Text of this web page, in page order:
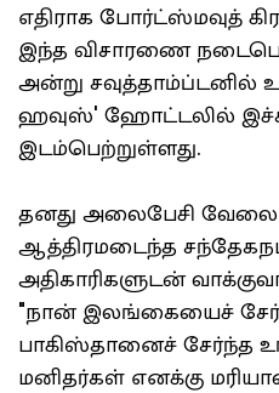
எதிராக போர்ட்ஸ்மவுத்
இந்த விசாரணை
அன்று
ஹவுஸ்' ஹோட்டலில்
இடம்பெற்றுள்ளது.
தனது அலைபேசி
ஆத்திரமடைந்த
அதிகாரிகளுடன்
"நான் இலங்கையைச்
பாகிஸ்தானைச் சேர்ந்த
மனிதர்கள் எனக்கு